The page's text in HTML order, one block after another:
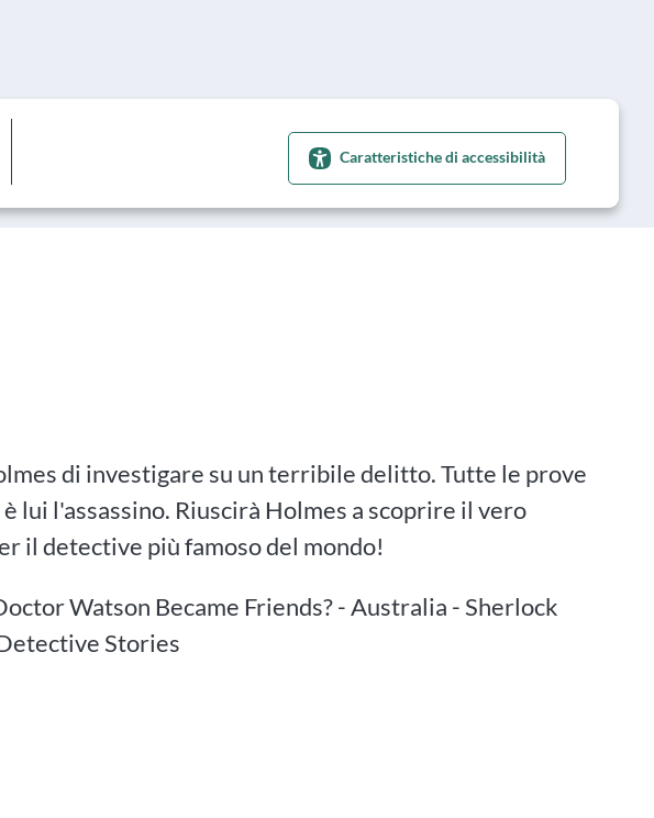
Caratteristiche di accessibilità
di investigare su un terribile delitto. Tutte le prove
lui l'assassino. Riuscirà Holmes a scoprire il vero
il detective più famoso del mondo!
Watson Became Friends? - Australia - Sherlock
Stories